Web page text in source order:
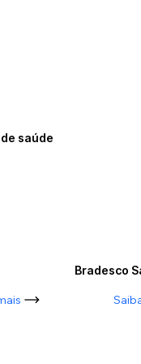
saúde
Bradesco